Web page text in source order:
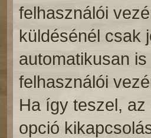
felhasználói
küldésénél csak
automatikusan
felhasználói
Ha így teszel,
opció